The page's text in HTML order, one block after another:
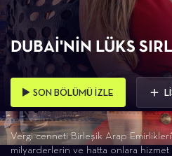
DUBAI'NIN LÜKS
SON BÖLÜMÜ İZLE
Vergi cenneti Birleşik Arap
milyarderlerin ve hatta onlara hizmet